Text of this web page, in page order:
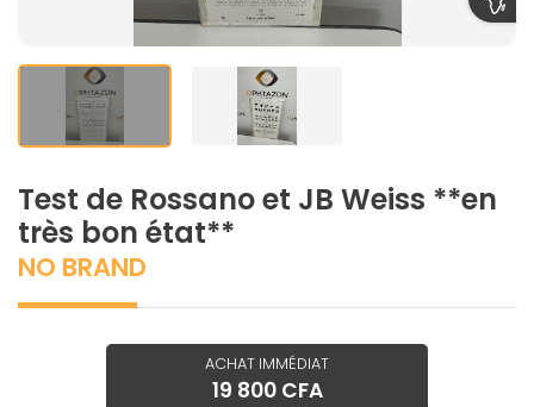
Test de Rossano et JB Weiss **en
très bon état**
NO BRAND
ACHAT IMMÉDIAT
19 800 CFA